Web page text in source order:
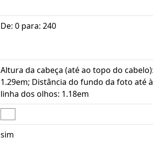
De: 0 para: 240
Altura da cabeça (até ao topo do
1.29em; Distância do fundo da foto até à
linha dos olhos: 1.18em
sim